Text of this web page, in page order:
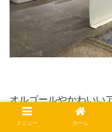
オルゴールやかわいい
す。
メニュー ホーム